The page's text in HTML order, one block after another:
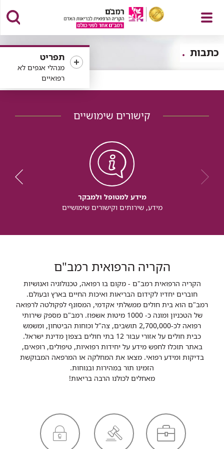
פתח
תפריט
תפריט
מנהלי אגפים לא
רפואיים
כתבות
קישורים שימושיים
מידע למטופל ולמבקר
מידע, שירותים וקישורים שימושיים
הקריה הרפואית רמב"ם
הקריה הרפואית רמב"ם - מקום בו רפואה, טכנולוגיה ואנושיות
חוברים יחדיו לקידום הבריאות ואיכות החיים בארץ ובעולם.
רמב"ם הוא בית חולים ממשלתי אקדמי, המסונף לפקולטה לרפואה
של הטכניון ומונה כ- 1000 מיטות אשפוז. רמב"ם מספק שירותי
רפואה לכ-2,700,000 תושבים, צה"ל וכוחות הביטחון, ומשמש
כבית חולים על אזורי עבור 12 בתי חולים בצפון מדינת ישראל.
באתר תוכלו לחפש מידע על יחידות רפואיות, טיפולים, רופאים,
בדיקות ומידע רפואי. מצאו את המחלקה או המרפאה המבוקשת
הזמינו תור במהירות ובנוחות.
מאחלים לכולנו הרבה בריאות!